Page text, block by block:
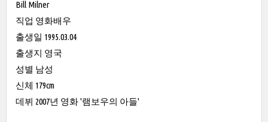
Bill Milner
직업 영화배우
출생일 1995.03.04
출생지 영국
성별 남성
신체 179cm
데뷔 2007년 영화 '램보우의 아들'